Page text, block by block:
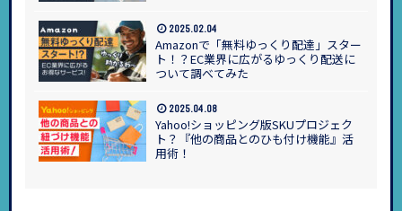
Amazonで「無料ゆっくり配達」スター
ト！？EC業界に広がるゆっくり配送に
ついて調べてみた
2025.02.04
Yahoo!ショッピング版SKUプロジェク
ト？『他の商品とのひも付け機能』活
用術！
2025.04.08